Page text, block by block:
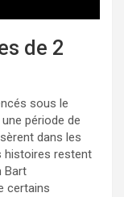
de 2
sous le
période de
dans les
histoires restent
Bart
certains